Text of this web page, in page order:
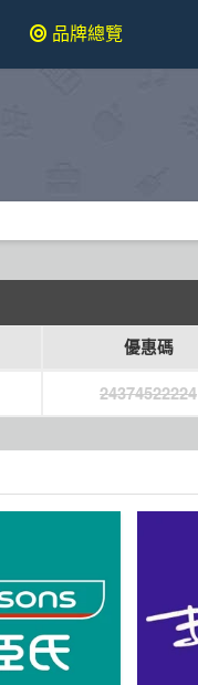
品牌總覽
優惠碼
24374522224